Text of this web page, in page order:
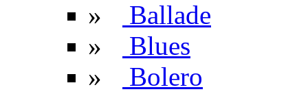
»
Ballade
»
Blues
»
Bolero